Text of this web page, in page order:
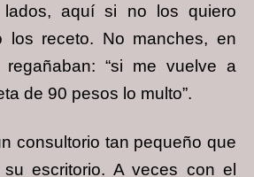
aquí si no los quiero
los receto. No manches, en
“si me vuelve a
de 90 pesos lo multo”.
consultorio tan pequeño que
escritorio. A veces con el